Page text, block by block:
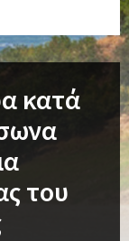
κατά
του